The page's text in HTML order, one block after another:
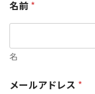
名前 *
名
メールアドレス *